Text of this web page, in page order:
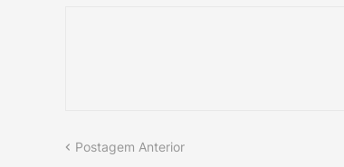
Postagem Anterior